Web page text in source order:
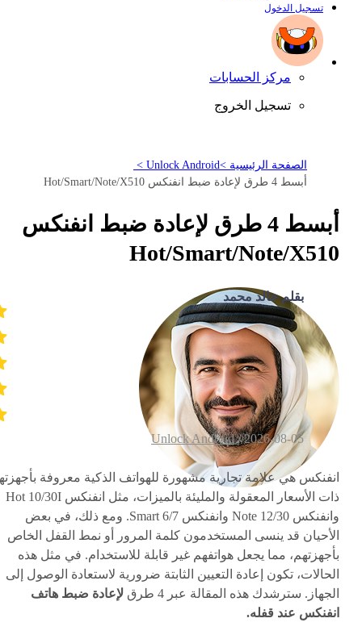
تسجيل الدخول
مركز الحسابات
تسجيل الخروج
الصفحة الرئيسية >Unlock Android >
أبسط 4 طرق لإعادة ضبط انفنكس Hot/Smart/Note/X510
أبسط 4 طرق لإعادة ضبط انفنكس
Hot/Smart/Note/X510
بقلم خالد محمد
2026-08-05 /
Unlock Android
انفنكس هي علامة تجارية مشهورة للهواتف الذكية معروفة
ذات الأسعار المعقولة والمليئة بالميزات، مثل انفنكس Hot 10/30I
وانفنكس Note 12/30 وانفنكس Smart 6/7. ومع ذلك، في بعض
الأحيان قد ينسى المستخدمون كلمة المرور أو نمط القفل الخاص
بأجهزتهم، مما يجعل هواتفهم غير قابلة للاستخدام. في مثل هذه
الحالات، تكون إعادة التعيين الثابتة ضرورية لاستعادة الوصول إلى
الجهاز. سترشدك هذه المقالة عبر 4 طرق
لإعادة ضبط هاتف
انفنكس عند قفله.